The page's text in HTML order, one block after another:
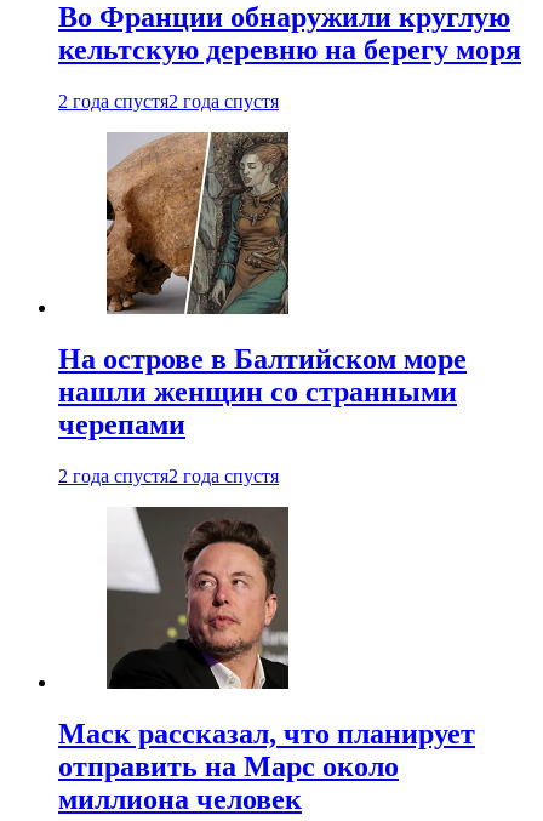
Во Франции обнаружили круглую
кельтскую деревню на берегу моря
2 года спустя2 года спустя
На острове в Балтийском море
нашли женщин со странными
черепами
2 года спустя2 года спустя
Маск рассказал, что планирует
отправить на Марс около
миллиона человек